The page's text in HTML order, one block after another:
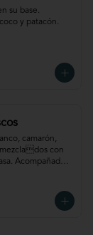
su base.
y patacón.
camarón,
con
Acompañada